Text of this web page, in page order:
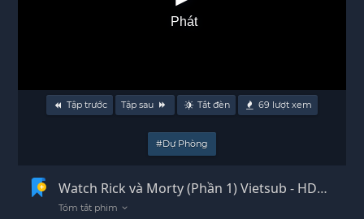
Phát
Tập trước Tập sau Tắt đèn 69 lượt xem
#Dự Phòng
Watch Rick và Morty (Phần 1) Vietsub - HD
720p